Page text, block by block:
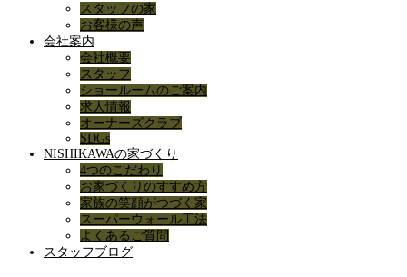
スタッフの家
お客様の声
会社案内
会社概要
スタッフ
ショールームのご案内
求人情報
オーナーズクラブ
SDGs
NISHIKAWAの家づくり
4つのこだわり
お家づくりのすすめ方
家族の笑顔がつづく家
スーパーウォール工法
よくあるご質問
スタッフブログ